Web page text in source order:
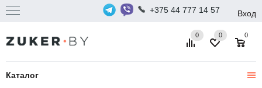
+375 44 777 14 57 Вход
Каталог
0 0
0